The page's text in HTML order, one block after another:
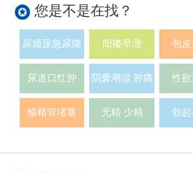
您是不是在找？
尿频尿急尿痛 阳痿早泄 包
尿道口红肿 阴囊潮湿 肿痛 性欲
输精管堵塞 无精 少精 勃